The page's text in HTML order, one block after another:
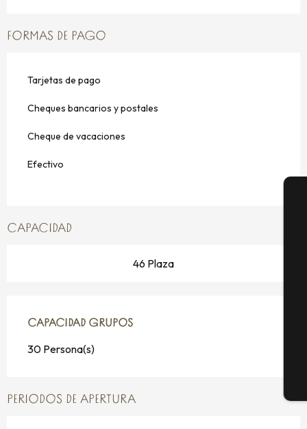
FORMAS DE PAGO
Tarjetas de pago
Cheques bancarios y postales
Cheque de vacaciones
Efectivo
CAPACIDAD
46 Plaza
CAPACIDAD GRUPOS
CAPACIDAD GRUPOS
30 Persona(s)
PERIODOS DE APERTURA